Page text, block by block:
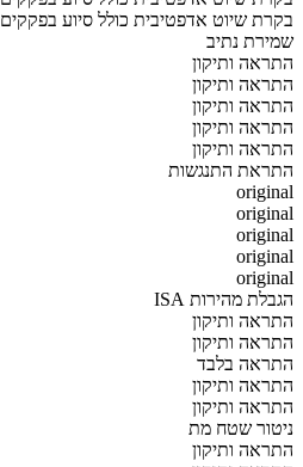
ACC בקרת שיוט אדפטיבית כולל סיוע בפקקים
שמירת נתיב
התראה ותיקון
התראה ותיקון
התראה ותיקון
התראה ותיקון
התראה ותיקון
התראת התנגשות
original
original
original
original
original
הגבלת מהירות ISA
התראה ותיקון
התראה ותיקון
התראה בלבד
התראה ותיקון
התראה ותיקון
ניטור שטח מת
התראה ותיקון